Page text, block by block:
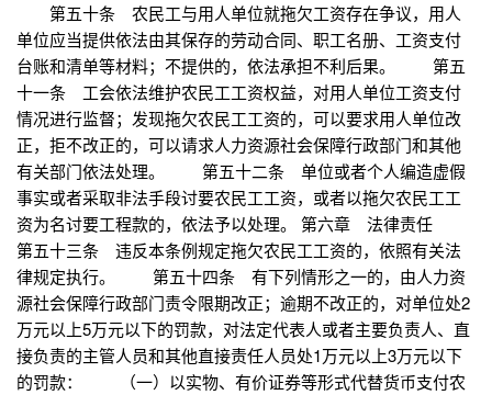
第五十条 农民工与用人单位就拖欠工资存在争议，用人
单位应当提供依法由其保存的劳动合同、职工名册、工资支付
台账和清单等材料；不提供的，依法承担不利后果。 第五
十一条 工会依法维护农民工工资权益，对用人单位工资支付
情况进行监督；发现拖欠农民工工资的，可以要求用人单位改
正，拒不改正的，可以请求人力资源社会保障行政部门和其他
有关部门依法处理。 第五十二条 单位或者个人编造虚假
事实或者采取非法手段讨要农民工工资，或者以拖欠农民工工
资为名讨要工程款的，依法予以处理。 第六章 法律责任
第五十三条 违反本条例规定拖欠农民工工资的，依照有关法
律规定执行。 第五十四条 有下列情形之一的，由人力资
源社会保障行政部门责令限期改正；逾期不改正的，对单位处2
万元以上5万元以下的罚款，对法定代表人或者主要负责人、直
接负责的主管人员和其他直接责任人员处1万元以上3万元以下
的罚款： （一）以实物、有价证券等形式代替货币支付农